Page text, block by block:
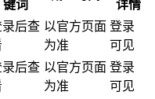
键词
详情
录后查 以官方页面
为准
登录
可见
录后查 以官方页面
为准
登录
可见